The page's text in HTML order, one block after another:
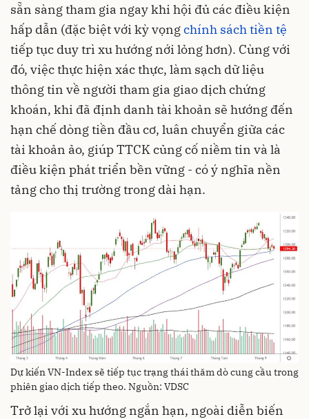
sẵn sàng tham gia ngay khi hội đủ các điều kiện
hấp dẫn (đặc biệt với kỳ vọngchính sách tiền tệ
tiếp tục duy trì xu hướng nới lỏng hơn). Cùng với
đó, việc thực hiện xác thực, làm sạch dữ liệu
thông tin về người tham gia giao dịch chứng
khoán, khi đã định danh tài khoản sẽ hướng đến
hạn chế dòng tiền đầu cơ, luân chuyển giữa các
tài khoản ảo, giúp TTCK củng cố niềm tin và là
điều kiện phát triển bền vững - có ý nghĩa nền
tảng cho thị trường trong dài hạn.
Dự kiến VN-Index sẽ tiếp tục trạng thái thăm dò cung cầu trong
phiên giao dịch tiếp theo. Nguồn: VDSC
Trở lại với xu hướng ngắn hạn, ngoài diễn biến